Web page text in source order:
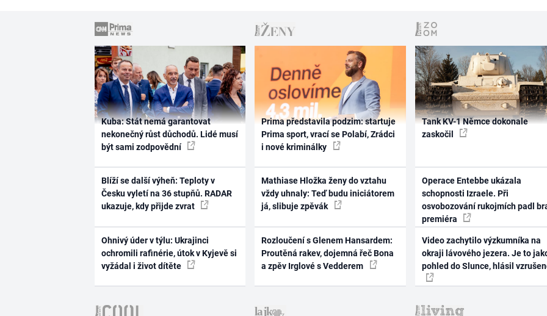
Kuba: Stát nemá garantovat
nekonečný růst důchodů. Lidé musí
být sami zodpovědní
Blíží se další výheň: Teploty v
Česku vyletí na 36 stupňů. RADAR
ukazuje, kdy přijde zvrat
Ohnivý úder v týlu: Ukrajinci
ochromili rafinérie, útok v Kyjevě si
vyžádal i život dítěte
Prima představila podzim: startuje
Prima sport, vrací se Polabí, Zrádci
i nové kriminálky
Mathiase Hložka ženy do vztahu
vždy uhnaly: Teď budu iniciátorem
já, slibuje zpěvák
Rozloučení s Glenem Hansardem:
Proutěná rakev, dojemná řeč Bona
a zpěv Irglové s Vedderem
Tank KV-1 Němce dokonale
zaskočil
Operace Entebbe ukázala
schopnosti Izraele. Při
osvobozování rukojmích padl
premiéra
Video zachytilo výzkumníka na
okraji lávového jezera. Je to
pohled do Slunce, hlásil